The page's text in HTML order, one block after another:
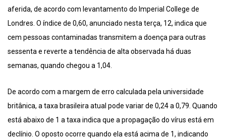
aferida, de acordo com levantamento do Imperial College de
Londres. O índice de 0,60, anunciado nesta terça, 12, indica que
cem pessoas contaminadas transmitem a doença para outras
sessenta e reverte a tendência de alta observada há duas
semanas, quando chegou a 1,04.
De acordo com a margem de erro calculada pela universidade
britânica, a taxa brasileira atual pode variar de 0,24 a 0,79. Quando
está abaixo de 1 a taxa indica que a propagação do vírus está em
declínio. O oposto ocorre quando ela está acima de 1, indicando